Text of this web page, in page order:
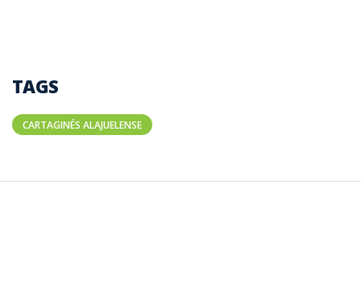
TAGS
CARTAGINÉS ALAJUELENSE